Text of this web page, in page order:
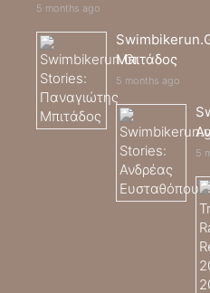
5 months ago
Μπιτάδος
5 months ago
5